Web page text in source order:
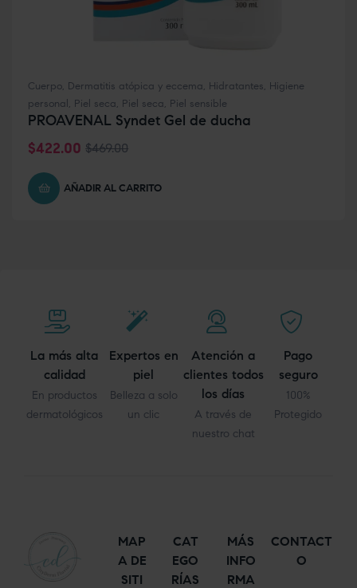
Cuerpo, Dermatitis atópica y eccema, Hidratantes, Higiene
personal , Piel seca, Piel seca, Piel sensible
PROAVENAL Syndet Gel de ducha
$469.00
$422.00
AÑADIR AL CARRITO
La más alta
calidad
En productos
dermatológicos
Expertos en
piel
Belleza a solo
un clic
Atención a
clientes todos
los días
A través de
nuestro chat
Pago
seguro
100%
Protegido
MAP
A DE
SITI
CAT
EGO
RÍAS
MÁS
INFO
RMA
CONTACT
O